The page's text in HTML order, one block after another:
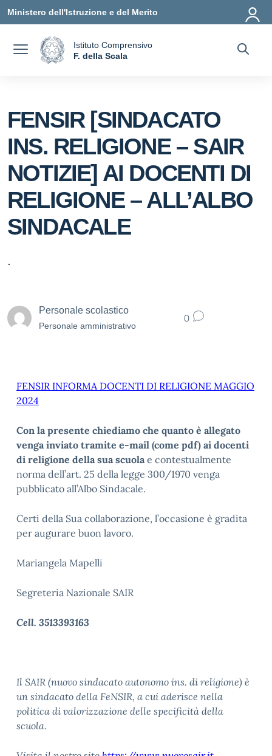
Vai ai contenuti
Vai al menu di navigazione
Vai al footer
Ministero dell'Istruzione e del Merito
Istituto Comprensivo
F. della Scala
FENSIR [SINDACATO
INS. RELIGIONE – SAIR
NOTIZIE] AI DOCENTI DI
RELIGIONE – ALL’ALBO
SINDACALE
.
Personale scolastico
Personale amministrativo
0
FENSIR INFORMA DOCENTI DI RELIGIONE MAGGIO
2024
Con la presente chiediamo che quanto è allegato
venga inviato tramite e-mail (come pdf) ai docenti
di religione della sua scuolae contestualmente
norma dell’art. 25 della legge 300/1970 venga
pubblicato all’Albo Sindacale.
Certi della Sua collaborazione, l’occasione è gradita
per augurare buon lavoro.
Mariangela Mapelli
Segreteria Nazionale SAIR
Cell. 3513393163
Il SAIR (nuovo sindacato autonomo ins. di religione) è
un sindacato della FeNSIR, a cui aderisce nella
politica di valorizzazione delle specificità della
scuola.